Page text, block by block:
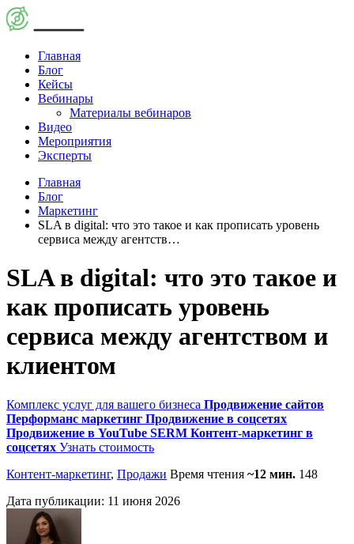
Главная
Блог
Кейсы
Вебинары
Материалы вебинаров
Видео
Мероприятия
Эксперты
Главная
Блог
Маркетинг
SLA в digital: что это такое и как прописать уровень
сервиса между агентств…
SLA в digital: что это такое и
как прописать уровень
сервиса между агентством и
клиентом
Комплекс услуг для вашего бизнеса Продвижение сайтов
Перформанс маркетинг Продвижение в соцсетях
Продвижение в YouTube SERM Контент-маркетинг в
соцсетях Узнать стоимость
Контент-маркетинг, Продажи Время чтения ~12 мин. 148
Дата публикации: 11 июня 2026